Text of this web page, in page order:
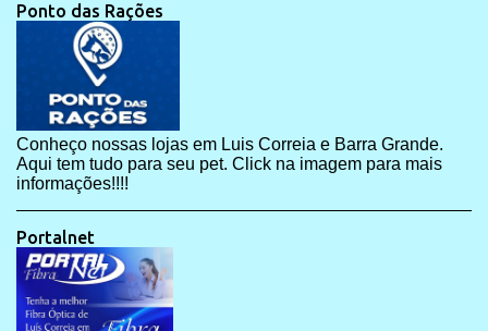
Ponto das Rações
Conheço nossas lojas em Luis Correia e Barra Grande.
Aqui tem tudo para seu pet. Click na imagem para mais
informações!!!!
Portalnet